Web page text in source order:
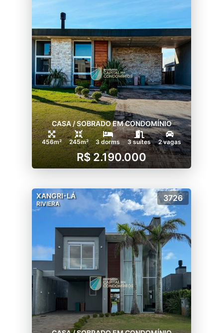
CASA / SOBRADO EM CONDOMÍNIO
456m² 245m² 3 dorms 3 suítes 2 vagas
R$ 2.190.000
XANGRI-LÁ
RIVIERA
3726